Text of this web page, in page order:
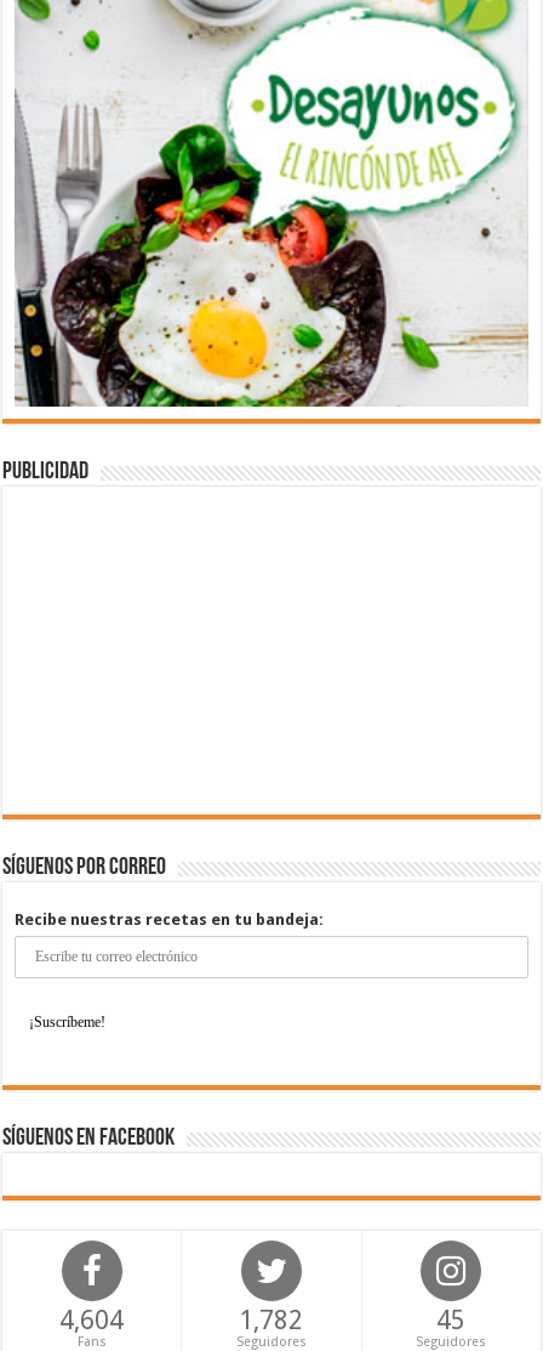
Publicidad
Síguenos por correo
Recibe nuestras recetas en tu bandeja:
Síguenos en Facebook
4,604
Fans
1,782
Seguidores
45
Seguidores